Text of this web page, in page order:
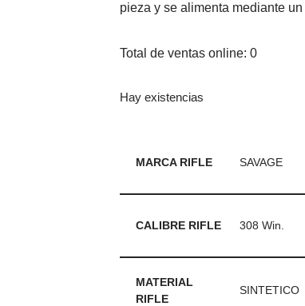
pieza y se alimenta mediante
Total de ventas online: 0
Hay existencias
MARCA RIFLE SAVAGE
CALIBRE RIFLE 308 Win.
MATERIAL
RIFLE
SINTETICO